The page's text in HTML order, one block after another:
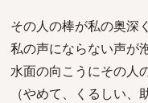
その人の棒が私の奥深
私の声にならない声が
水面の向こうにその人
（やめて、くるしい、